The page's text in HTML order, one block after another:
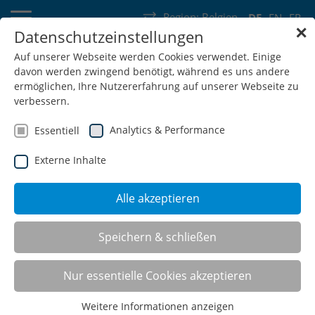
DE EN FR
Region: Belgien
Deutschland Schweiz Österreich Belgien Frankreich
Luxemburg Niederlande Wallonie
SHOP
Multi-Funktionsschrank T500
✕
Datenschutzeinstellungen
Auf unserer Webseite werden Cookies verwendet. Einige
davon werden zwingend benötigt, während es uns andere
ermöglichen, Ihre Nutzererfahrung auf unserer Webseite zu
verbessern.
Essentiell Analytics & Performance
Externe Inhalte
Alle akzeptieren
Speichern & schließen
Nur essentielle Cookies akzeptieren
Weitere Informationen anzeigen